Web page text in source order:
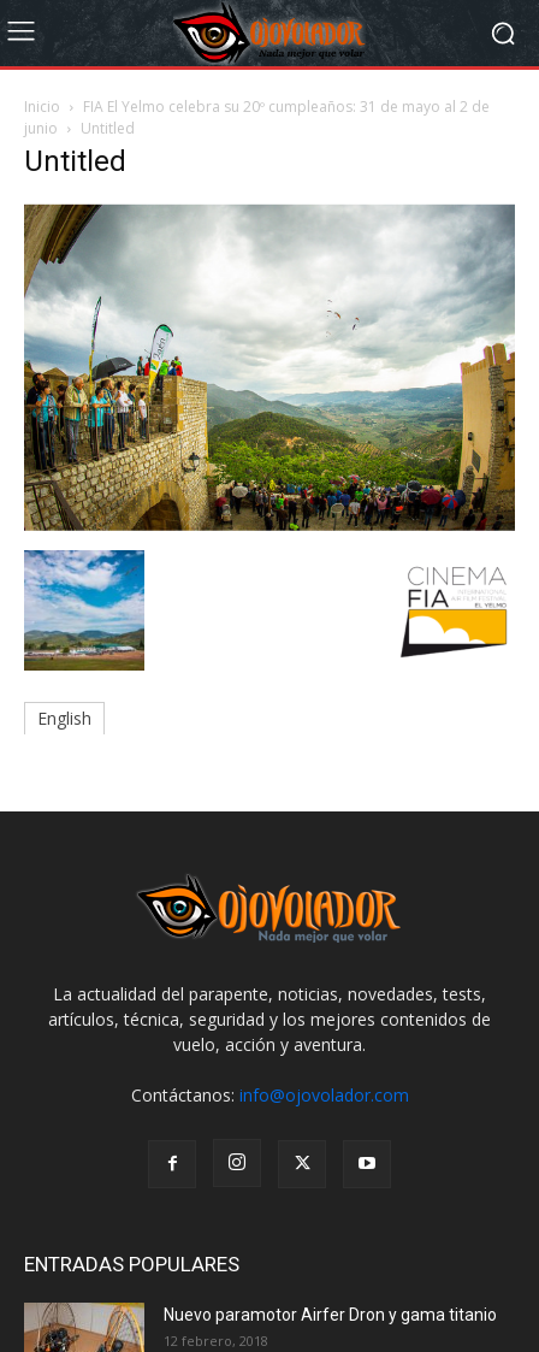
Inicio
FIA El Yelmo celebra su 20º cumpleaños: 31 de mayo al 2 de
junio
Untitled
Untitled
English
La actualidad del parapente, noticias, novedades, tests,
artículos, técnica, seguridad y los mejores contenidos de
vuelo, acción y aventura.
Contáctanos: info@ojovolador.com
ENTRADAS POPULARES
Nuevo paramotor Airfer Dron y gama titanio
12 febrero, 2018